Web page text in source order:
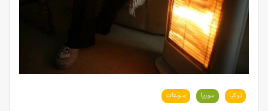
تركيا سوريا منوعات